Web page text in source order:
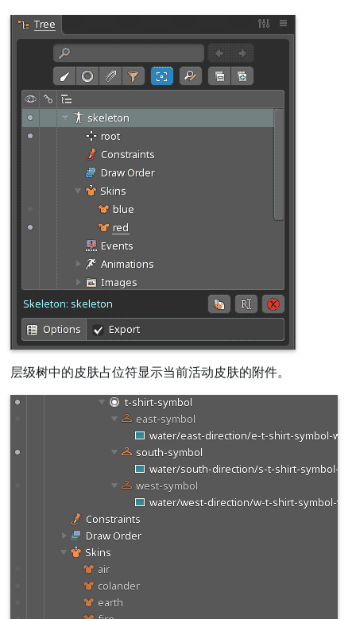
层级树中的皮肤占位符显示当前活动皮肤的附件。